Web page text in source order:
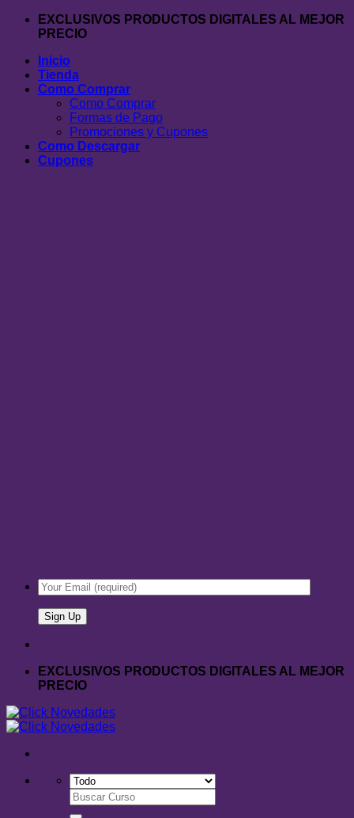
Saltar
EXCLUSIVOS PRODUCTOS DIGITALES AL MEJOR
PRECIO
Inicio
Tienda
Como Comprar
Como Comprar
Formas de Pago
Promociones y Cupones
Como Descargar
Cupones
EXCLUSIVOS PRODUCTOS DIGITALES AL MEJOR
PRECIO
Buscar
por: